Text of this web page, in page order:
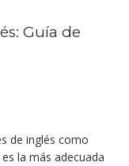
Guía de
de inglés como
la más adecuada